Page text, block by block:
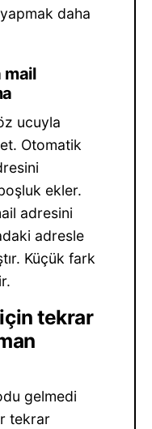
daha
mail
ucuyla
Otomatik
ekler.
adresini
adresle
Küçük fark
tekrar
gelmedi
tekrar